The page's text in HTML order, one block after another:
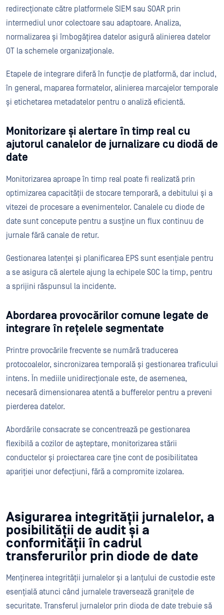
redirecționate către platformele SIEM sau SOAR prin
intermediul unor colectoare sau adaptoare. Analiza,
normalizarea și îmbogățirea datelor asigură alinierea datelor
OT la schemele organizaționale.
Etapele de integrare diferă în funcție de platformă, dar includ,
în general, maparea formatelor, alinierea marcajelor temporale
și etichetarea metadatelor pentru o analiză eficientă.
Monitorizare și alertare în timp real cu
ajutorul canalelor de jurnalizare cu diodă de
date
Monitorizarea aproape în timp real poate fi realizată prin
optimizarea capacității de stocare temporară, a debitului și a
vitezei de procesare a evenimentelor. Canalele cu diode de
date sunt concepute pentru a susține un flux continuu de
jurnale fără canale de retur.
Gestionarea latenței și planificarea EPS sunt esențiale pentru
a se asigura că alertele ajung la echipele SOC la timp, pentru
a sprijini răspunsul la incidente.
Abordarea provocărilor comune legate de
integrare în rețelele segmentate
Printre provocările frecvente se numără traducerea
protocoalelor, sincronizarea temporală și gestionarea traficului
intens. În mediile unidirecționale este, de asemenea,
necesară dimensionarea atentă a bufferelor pentru a preveni
pierderea datelor.
Abordările consacrate se concentrează pe gestionarea
flexibilă a cozilor de așteptare, monitorizarea stării
conductelor și proiectarea care ține cont de posibilitatea
apariției unor defecțiuni, fără a compromite izolarea.
Asigurarea integrității jurnalelor, a
posibilității de audit și a
conformității în cadrul
transferurilor prin diode de date
Menținerea integrității jurnalelor și a lanțului de custodie este
esențială atunci când jurnalele traversează granițele de
securitate. Transferul jurnalelor prin dioda de date trebuie să